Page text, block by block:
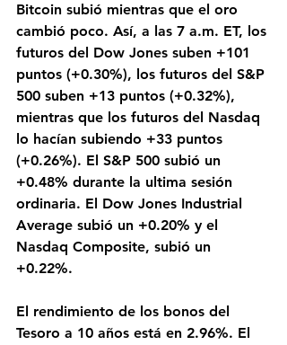
Bitcoin subió mientras que el oro
cambió poco. Así, a las 7 a.m. ET, los
futuros del Dow Jones suben +101
puntos (+0.30%), los futuros del S&P
500 suben +13 puntos (+0.32%),
mientras que los futuros del Nasdaq
lo hacían subiendo +33 puntos
(+0.26%). El S&P 500 subió un
+0.48% durante la ultima sesión
ordinaria. El Dow Jones Industrial
Average subió un +0.20% y el
Nasdaq Composite, subió un
+0.22%.
El rendimiento de los bonos del
Tesoro a 10 años está en 2.96%. El